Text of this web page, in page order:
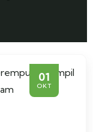
01
OKT